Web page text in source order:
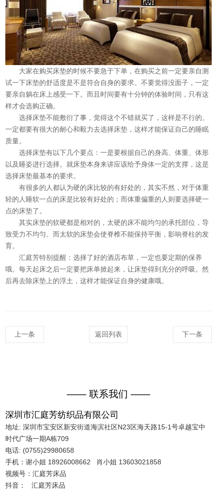
大家在购买床垫的时候不要急于下单，在购买之前一定要亲自测
试一下床垫的舒适度是不是符合自身的要求。不要觉得没面子，一定
要亲自躺在床上感受一下。而且时间要有十分钟的体验时间，只有这
样才会选购正确。
选择床垫不能敷衍了事，觉得这个不错就买了，这样是不行的。
一定都要有很大的耐心和毅力去选择床垫，这样才能保证自己的睡眠
质量。
选择床垫有以下几个要点：一是要根据自己的身高、体重、体形
以及睡姿进行选择。就床垫本身来讲应该给予身体一定的支撑，这是
选择床垫最基本的要求。
有很多的人都认为硬的床比较的有好处的，其实不然，对于体重
轻的人睡软一点的床是比较有好处的；而体重偏重的人则要选择硬一
点的床垫了。
其实床垫的软硬都是相对的，太硬的床不能均匀的承托部位，导
致受力不均匀。而太软的床垫会使脊椎不能保持平衡，影响脊柱的发
育。
汇庭芳特别提醒：选择了好的酒店布草 ，一定也要定期的保养
哦。每天起床之后一定要把床单掀起来，让床垫得到充分的呼吸。然
后再去除床垫上的浮土，这样才能保证自身的健康哦。
上一条 返回列表 下一条
—— 联系我们 ——
深圳市汇庭芳纺织品有限公司
地址: 深圳市宝安区新安街道海滨社区N23区海天路15-1号卓越宝中
时代广场一期A栋709
电话: (0755)29980658
手机：谢小姐 18926008662 肖小姐 13603021858
视频号：汇庭芳床品
抖音： 汇庭芳床品